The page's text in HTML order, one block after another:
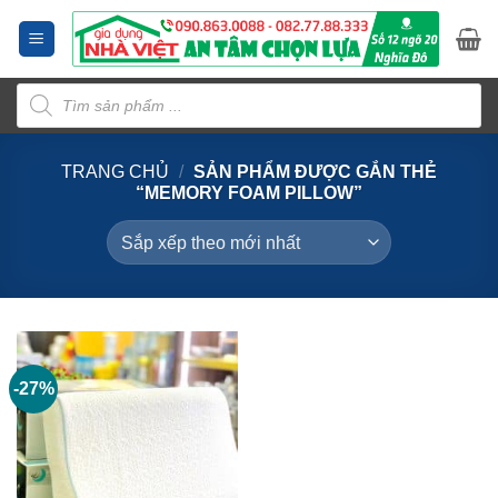
dung
Tìm
kiếm
sản
phẩm
TRANG CHỦ / SẢN PHẨM ĐƯỢC GẮN THẺ
“MEMORY FOAM PILLOW”
-27%